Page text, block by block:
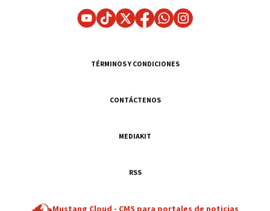
TÉRMINOS Y CONDICIONES
CONTÁCTENOS
MEDIAKIT
RSS
Mustang Cloud - CMS para portales de noticias